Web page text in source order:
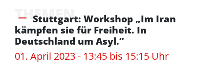
THEMEN
Stuttgart: Workshop „Im Iran
kämpfen sie für Freiheit. In
Deutschland um Asyl.“
01. April 2023 - 13:45 bis 15:15 Uhr